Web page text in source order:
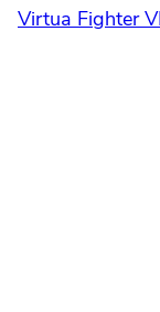
Virtua Fighter